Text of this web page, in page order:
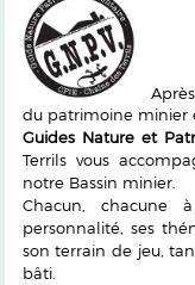
du patrimoine minier
Guides Nature et
Terrils vous
notre Bassin minier.
Chacun, chacune
personnalité, ses
son terrain de jeu,
bâti.